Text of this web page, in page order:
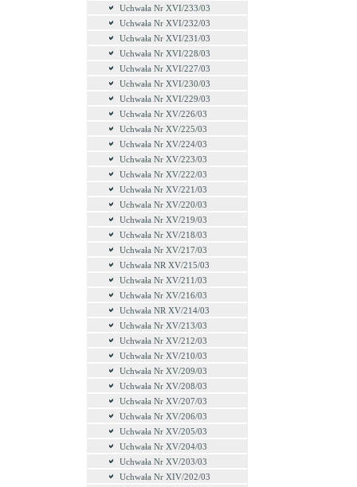
Uchwała Nr XVI/233/03
Uchwała Nr XVI/232/03
Uchwała Nr XVI/231/03
Uchwała Nr XVI/228/03
Uchwała Nr XVI/227/03
Uchwała Nr XVI/230/03
Uchwała Nr XVI/229/03
Uchwała Nr XV/226/03
Uchwała Nr XV/225/03
Uchwała Nr XV/224/03
Uchwała Nr XV/223/03
Uchwała Nr XV/222/03
Uchwała Nr XV/221/03
Uchwala Nr XV/220/03
Uchwała Nr XV/219/03
Uchwała Nr XV/218/03
Uchwała Nr XV/217/03
Uchwała NR XV/215/03
Uchwała Nr XV/211/03
Uchwała Nr XV/216/03
Uchwała NR XV/214/03
Uchwała Nr XV/213/03
Uchwała Nr XV/212/03
Uchwała Nr XV/210/03
Uchwała Nr XV/209/03
Uchwała Nr XV/208/03
Uchwała Nr XV/207/03
Uchwała Nr XV/206/03
Uchwała Nr XV/205/03
Uchwała Nr XV/204/03
Uchwała Nr XV/203/03
Uchwała Nr XIV/202/03